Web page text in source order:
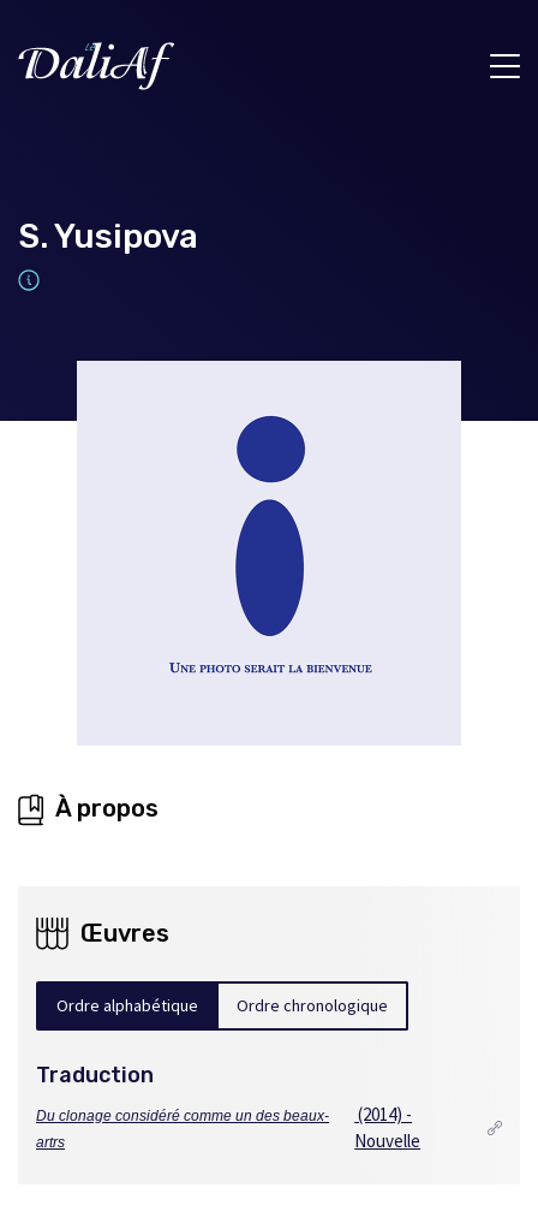
S. Yusipova
À propos
Œuvres
Ordre alphabétique Ordre chronologique
Traduction
Du clonage considéré comme un des beaux-
artrs
(2014) -
Nouvelle